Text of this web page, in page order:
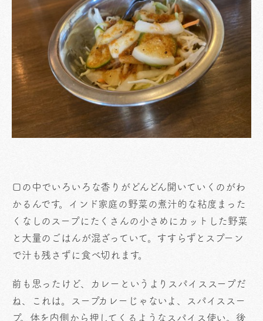
口の中でいろいろな香りがどんどん開いていくのがわ
かるんです。インド家庭の野菜の煮汁的な粘度まった
くなしのスープにたくさんの小さめにカットした野菜
と大量のごはんが混ざっていて。すすらずとスプーン
で汁も残さずに食べ切れます。
前も思ったけど、カレーというよりスパイススープだ
ね、これは。スープカレーじゃないよ、スパイススー
プ。体を内側から押してくるようなスパイス使い。後